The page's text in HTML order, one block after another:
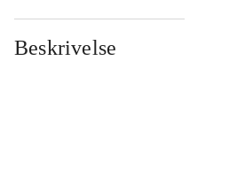
Beskrivelse